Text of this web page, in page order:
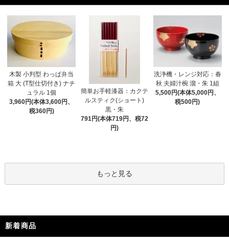
木製 小判型 わっぱ弁当
箱 大 (T型仕切付き) ナチ
ュラル 1個
3,960円(本体3,600円、
税360円)
簡単お手軽漆器：カクテ
ルスティク(ショート)
黒・朱
791円(本体719円、税72
円)
洗浄機・レンジ対応：春
秋 夫婦汁椀 溜・朱 1組
5,500円(本体5,000円、
税500円)
もっと見る
新着商品